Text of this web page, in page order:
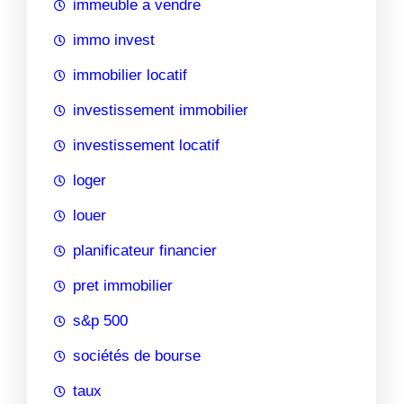
immeuble a vendre
immo invest
immobilier locatif
investissement immobilier
investissement locatif
loger
louer
planificateur financier
pret immobilier
s&p 500
sociétés de bourse
taux